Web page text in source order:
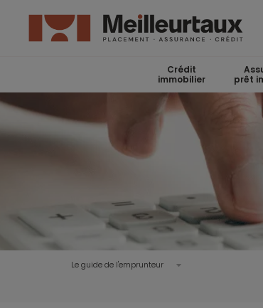
Crédit
immobilier
prêt
Le guide de l'emprunteur